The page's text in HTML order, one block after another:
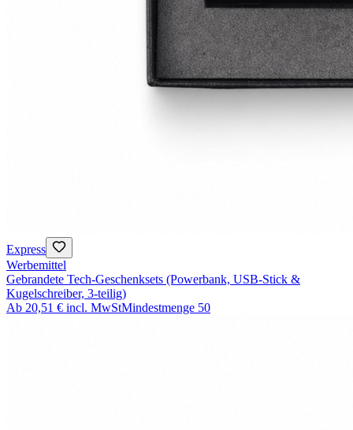
Express
Werbemittel
Gebrandete Tech-Geschenksets (Powerbank, USB-Stick &
Kugelschreiber, 3-teilig)
Ab 20,51 € incl. MwStMindestmenge 50